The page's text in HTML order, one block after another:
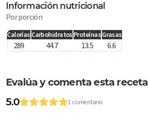
Información nutricional
Por porción
Calorías Carbohidratos ProteínasGrasas
289 44.7 13.5 6.6
Evalúa y comenta esta receta
5.0
1 comentario